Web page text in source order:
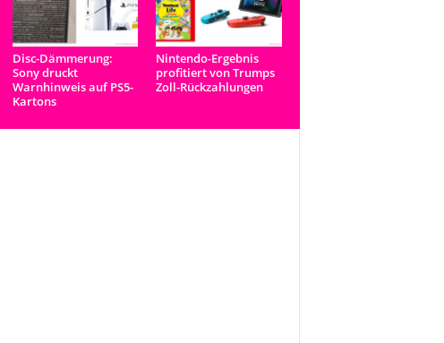
Disc-Dämmerung:
Sony druckt
Warnhinweis auf PS5-
Kartons
Nintendo-Ergebnis
profitiert von Trumps
Zoll-Rückzahlungen